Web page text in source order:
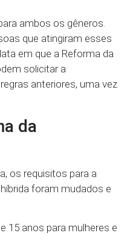
ambos os gêneros.
que atingiram esses
em que a Reforma da
solicitar a
anteriores, uma vez
da
os requisitos para a
foram mudados e
15 anos para mulheres e